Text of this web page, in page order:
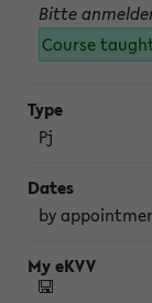
Bitte
Course
Pj
by